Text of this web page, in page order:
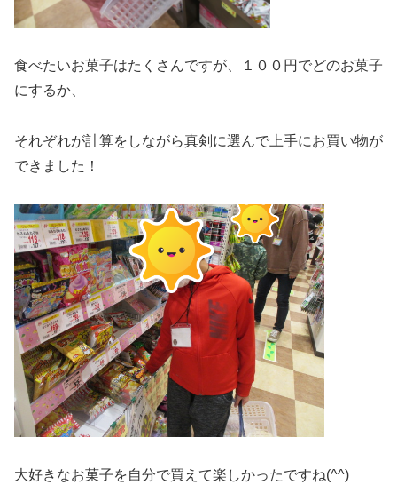
食べたいお菓子はたくさんですが、１００円でどのお菓子
にするか、
それぞれが計算をしながら真剣に選んで上手にお買い物が
できました！
大好きなお菓子を自分で買えて楽しかったですね(^^)